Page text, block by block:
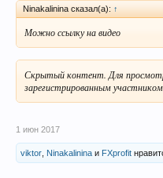
Ninakalinina сказал(а): ↑
Можно ссылку на видео
Скрытый контент. Для
зарегистрированным участником.
1 июн 2017
viktor Ninakalinina и FXprofit